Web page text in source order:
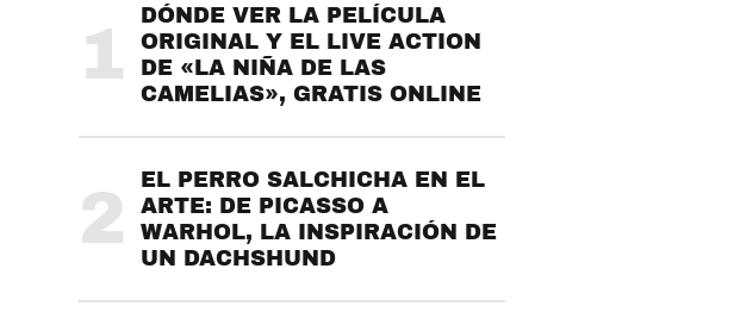
1
DÓNDE VER LA PELÍCULA
ORIGINAL Y EL LIVE ACTION
DE «LA NIÑA DE LAS
CAMELIAS», GRATIS ONLINE
2
EL PERRO SALCHICHA EN EL
ARTE: DE PICASSO A
WARHOL, LA INSPIRACIÓN DE
UN DACHSHUND